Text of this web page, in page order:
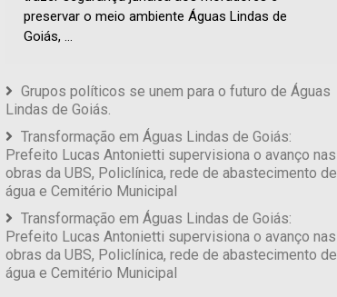
preservar o meio ambiente Águas Lindas de
Goiás, ...
Grupos políticos se unem para o futuro de Águas
Lindas de Goiás.
Transformação em Águas Lindas de Goiás:
Prefeito Lucas Antonietti supervisiona o avanço nas
obras da UBS, Policlínica, rede de abastecimento de
água e Cemitério Municipal
Transformação em Águas Lindas de Goiás:
Prefeito Lucas Antonietti supervisiona o avanço nas
obras da UBS, Policlínica, rede de abastecimento de
água e Cemitério Municipal